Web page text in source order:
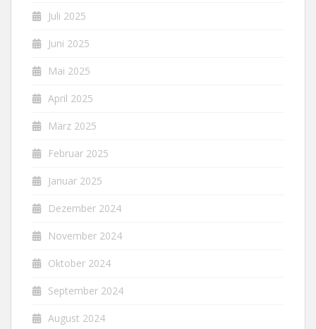
Juli 2025
Juni 2025
Mai 2025
April 2025
März 2025
Februar 2025
Januar 2025
Dezember 2024
November 2024
Oktober 2024
September 2024
August 2024